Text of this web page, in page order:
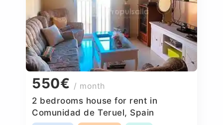
550€ / month
2 bedrooms house for rent in
Comunidad de Teruel, Spain